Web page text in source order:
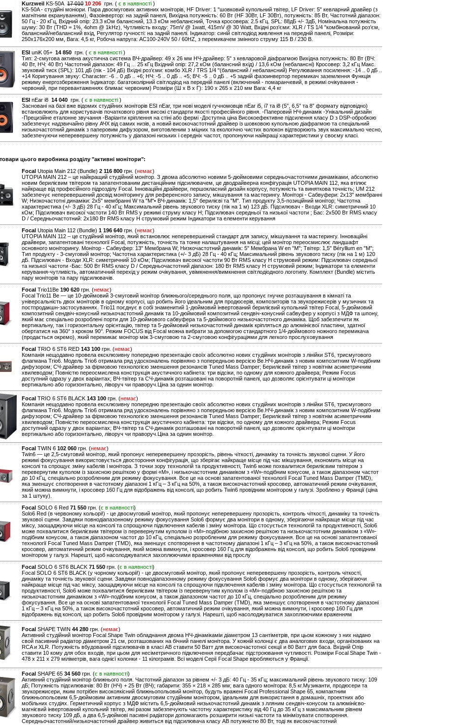
Kurzweil KS-50A 17 010 10 206 грн. ( є в наявності )
KS-50A - студійні моніори. Пара двосмугових активних моніторів, HF Driver: 1 "шовковий купольний твітер, LF Driver: 5" кевларний дравйер (з
магнітним екрануванням), Фазоінвертор: на задній панелі, Вихідна потужність: 60 Вт (HF 30Вт, LF 30Вт), потужність: 85 Вт, Частотний діапазон:
50 Гц - 20 кГц, Вхідний опір: 23.3 кОм балансний, 13.3 кОм небалансний, Точка кросовера: 2.5 кГц. SPL: 88дБ +/- 3дБ, Номінальна потужність
шуму: 30 Вт (THD = 1%, 4ohm @ 1kHz), Чутливість входу: 75mV @ 1watt, 415mV @ 30 Watt, Вхідні роз'єми: XLR / TS 1/4 "комбінований роз'єм,
балансний/небалансний вхід, Регулятор гучності: на задній панелі. Індикатор: синій світлодіод живлення на передній панелі, Розміри:
250x176x200 мм, Вага: 4,5 кг, Робоча напруга: AC100-240V 50 / 60HZ, з перемикачем змінного струму 115 В / 230 В.
ESI uniK 05+ 14 850 грн. ( є в наявності )
Тип: 2-смугова активна акустична система ВЧ-драйвер: 49 х 26 мм НЧ-драйвер: 5" з кевларовой діафрагмою Вихідна потужність: 80 Вт (ВЧ:
40 Вт, НЧ: 40 Вт) Частотний діапазон: 49 Гц ... 25 кГц Вхідний опір: 27,2 кОм (балансний вхід) / 13,6 кОм (небалансні) Кросовер: 3,2 кГц Макс.
звуковий тиск (SPL): 101 дБ (пік - 104 дБ) Вхідні роз'єми: комбо XLR / TRS 1/4 "(балансний / небалансний) Регулювання посилення: -14 .. 0 дБ ..
+14 Коригування звуку: Character: -6 .. 0 дБ .. +6; НЧ: -5 .. 0 дБ .. +5; ВЧ: -5 .. 0 дБ .. +5 задній фазоинвертор перемикач заземлення Функція
режиму енергозбереження Індикатор: багатоколірний світлодіод на передній панелі (включений - помаранчевий, в режимі очікування -
червоний, при перевантаженнях блимає червоним) Розміри (Ш х В х Г): 190 х 265 х 210 мм Вага: 4,4 кг
ESI nEar i8 14 040 грн. ( є в наявності )
Засновані на базі вже відомих студійних моніторів ESI nEar, три нові моделі гучномовців nEar i5, i7 та i8 (5”, 6,5” та 8” формату відповідно)
встановлюють для користувачів початкового рівня високі стандарти якості професійного рівня. -Паперовий НЧ-динамік -Унікальний дизайн
-Прецизійне еталонне звучання -Варіанти кріплення на стіні або фермі -Доступна ціна Високоефективне підсилення класу D з DSP-обробкою
забезпечує надзвичайно рівну АЧХ від самих низів, а новий високочастотний драйвер із шовковою купольною діафрагмою та спеціальний
низькочастотний динамік з паперовим дифузором, виготовленим з міцних та екологічно чистих волокон відтворюють звук максимально чесно,
забезпечуючи неперевершену потужність у діапазоні низьких і середніх частот, пропонуючи найкращі характеристики у своєму класі.
товари цього виробника розділу "активні монітори":
Focal Utopia Main 212 (Bundle) 2 116 800 грн. (немає)
UTOPIA MAIN 212 – це найкращий студійний монітор. З двома абсолютно новими 5-дюймовими середньочастотними динаміками, абсолютно
новим берилієвим твітером та запатентованим дистанційним підсилювачем, це дводрайверна конфігурація UTOPIA MAIN 112, яка втілює
найкраще від професійного підрозділу Focal. Інноваційні драйвери, першокласний дизайн корпусу, потужність та виняткова точність; UM 212
забезпечує неперевершений досвід моніторингу для референсного запису, мікшування та мастерингу. Моніторі - Сабвуфери: 2x13" мембранні
W; Низкочастотні динаміки: 2x5" мембранні W та "M"• ВЧ-динамік: 1,5" берилієві та "M". Тип продукту 3,5-позиційний монітор; Частотна
характеристика (+/- 3 дБ) 28 Гц - 40 кГц; Максимальний рівень звукового тиску (пік на 1 м) 123 дБ. Підсилювач - Входи XLR: симетричний 10
кОм; Підсилювач високої частоти 140 Вт RMS у режимі струму класу H; Підсилювач середньої та низької частоти ; Бас: 2x500 Вт RMS класу
D / Середньочастотний: 2x180 Вт RMS класу H струмовий режим Індикатори та елементи керування
Focal Utopia Main 112 (Bundle) 1 196 640 грн. (немає)
UTOPIA MAIN 112 – це студійний монітор, який встановлює неперевершений стандарт для запису, мікшування та мастерингу. Інноваційні
драйвери, запатентовані технології Focal, потужність, точність та тонке налаштування на місці; цей монітор переосмислює ландшафт
основного моніторингу. Монітор - Сабвуфер: 13" Мембрана W; Низкочастотний динамік: 5" Мембрана W en "M"; Твітер: 1,5" Béryllium en "M";
Тип продукту - 3-смуговий монітор; Частотна характеристика (+/- 3 дБ) 28 Гц - 40 кГц; Максимальний рівень звукового тиску (пік на 1 м) 120
дБ. Підсилювач - Входи XLR: симетричний 10 кОм; Підсилювач високої частоти 90 Вт RMS класу H струмовий режим: Підсилювач середньої
та низької частоти -Бас: 500 Вт RMS класу D / Середньочастотний діапазон: 180 Вт RMS класу H струмовий режим; Індикатори та елементи
керування-чутливість, автоматичний перехід у режим очікування, увімкнення/вимкнення світлодіодного логотипу. Комплект (Bundle) містить
пару моніторів та пару підсилювачів.
Focal Trio11Be 190 620 грн. (немає)
Focal Trio11 Be — це 10-дюймовий 3-смуговий монітор ближнього/середнього поля, що пропонує гнучке розташування в кімнаті та
універсальність двох моніторів в одному корпусі, що робить його ідеальним для продюсерів, композиторів та звукорежисерів у музичних та
постпродакшн-застосуваннях. Trio11 поєднує в собі знаменитий 1-дюймовий інвертований берилієвий купольний твітер Focal, 5-дюймовий
композитний сендвіч-конусний низькочастотний динамік та 10-дюймовий композитний сендвіч-конусний сабвуфер у корпусі з МДФ та шпону,
який має спеціально розроблені порти для 10-дюймового сабвуфера та 5-дюймового низькочастотного динаміка. Щоб забезпечити як
вертикальну, так і горизонтальну орієнтацію, твітер та 5-дюймовий низькочастотний динамік кріпляться до алюмінієвої пластини, здатної
обертатися на 360° з кроком 90°. Режим FOCUS від Focal можна вибрати за допомогою стандартного 1/4-дюймового ножного перемикача
(продається окремо), який перемикає монітор між 3-смуговою та 2-смуговою конфігураціями для легкого прослуховування
Focal TRIO 6 ST6 RED 143 100 грн. (немає)
Компанія нещодавно провела ексклюзивну попередню презентацію своїх абсолютно нових студійних моніторів з лінійки ST6, трисмугового
флагмана Trio6. Модель Trio6 отримала ряд удосконалень порівняно з попередньою версією Be.НЧ-динамік з новим композитним W-подібним
дифузором; СЧ-драйвер за фірмовою технологією зменшення резонансів Tuned Mass Damper; Берилієвий твітер з новітнім асиметричним
хвилеводом; Повністю переосмислена конструкція акустичного кабінета: три відсіки, по одному для кожного драйвера; Режим Focus
доступний одразу у двох варіантах; ВЧ-твітер та СЧ-динамік розташовані на поворотній панелі, що дозволяє орієнтувати ці монітори
вертикально або горизонтально, ліворуч чи праворуч.Ціна за однин монітор.
Focal TRIO 6 ST6 BLACK 143 100 грн. (немає)
Компанія нещодавно провела ексклюзивну попередню презентацію своїх абсолютно нових студійних моніторів з лінійки ST6, трисмугового
флагмана Trio6. Модель Trio6 отримала ряд удосконалень порівняно з попередньою версією Be.НЧ-динамік з новим композитним W-подібним
дифузором; СЧ-драйвер за фірмовою технологією зменшення резонансів Tuned Mass Damper; Берилієвий твітер з новітнім асиметричним
хвилеводом; Повністю переосмислена конструкція акустичного кабінета: три відсіки, по одному для кожного драйвера; Режим Focus
доступний одразу у двох варіантах; ВЧ-твітер та СЧ-динамік розташовані на поворотній панелі, що дозволяє орієнтувати ці монітори
вертикально або горизонтально, ліворуч чи праворуч.Ціна за однин монітор.
Focal TWIN 6 102 060 грн. (немає)
Twin6 — це 2,5-смуговий монітор, який пропонує неперевершену прозорість, рівень чіткості, динаміку та точність звукової сцени. У його
режимі фокусування використовується двостороння конфігурація, що зберігає найкраще місце під час мікшування, економить місце на
консолі та спрощує зміну кабелів і монітора. З точки зору технологій та продуктивності, Twin6 може похвалитися берилієвим твітером з
перевернутим куполом із захисною решіткою у формі «М», і низькочастотним динаміком з «W»-подібним конусом, а також діапазоном частот
до 10 кГц, спеціально розробленим для режиму фокусування. Все це на основі запатентованої технології Focal Tuned Mass Damper (TMD),
яка зменшує спотворення в частотному діапазоні 1 кГц – 3 кГц на 50%, а також високочастотний кросовер, автоматичний режим очікування,
який можна вимкнути, і кросовер 160 Гц для відображень від консолі, що робить Twin6 провідним монітором у галузі. Зроблено у Франції (ціна
за 1 штуку).
Focal SOLO 6 Red 71 550 грн. (є в наявності)
Solo6 Red (в червоному кольорі!) - це двосмуговий монітор, який пропонує неперевершену прозорість, контроль чіткості, динаміку та точність
звукової сцени. Завдяки повнодіапазонному режиму фокусування Solo6 формує два монітори в одному, зберігаючи найкраще місце під час
міксу, заощаджуючи місце на консолі та спрощуючи підключення кабелів і зміну монітора. Що стосується технологій та продуктивності, Solo6
може похвалитися берилієвим твітером із перевернутим куполом із «М»-подібною захисною решіткою та низькочастотним динаміком з «W»-
подібним конусом, а також діапазоном частот до 10 кГц, спеціально розробленим для режиму фокусування. Все це на основі запатентованої
технології Focal Tuned Mass Damper (TMD), яка зменшує спотворення в частотному діапазоні 1 кГц – 3 кГц на 50%, а також високочастотний
кросовер, автоматичний режим очікування, який можна вимкнути, і кросовер 160 Гц для відображень від консолі, що робить Solo6 провідним
монітором у галузі. Нарешті, щоб насолоджуватися захоплюючими враженнями від прослу
Focal SOLO 6 ST6 BLACK 71 550 грн. (є в наявності)
Focal SOLO 6 ST6 BLACK (у чорному кольоріі!) - це двосмуговий монітор, який пропонує неперевершену прозорість, контроль чіткості,
динаміку та точність звукової сцени. Завдяки повнодіапазонному режиму фокусування Solo6 формує два монітори в одному, зберігаючи
найкраще місце під час міксу, заощаджуючи місце на консолі та спрощуючи підключення кабелів і зміну монітора. Що стосується технологій та
продуктивності, Solo6 може похвалитися берилієвим твітером із перевернутим куполом із «М»-подібною захисною решіткою та
низькочастотним динаміком з «W»-подібним конусом, а також діапазоном частот до 10 кГц, спеціально розробленим для режиму
фокусування. Все це на основі запатентованої технології Focal Tuned Mass Damper (TMD), яка зменшує спотворення в частотному діапазоні
1 кГц – 3 кГц на 50%, а також високочастотний кросовер, автоматичний режим очікування, який можна вимкнути, і кросовер 160 Гц для
відображень від консолі, що робить Solo6 провідним монітором у галузі. Нарешті, щоб насолоджуватися захоплюючими враженням
Focal SHAPE TWIN 44 280 грн. (немає)
Активний студійний монітор Focal Shape Twin обладнання двома НЧ-дінамікаміи діаметром 13 сантіметрів, при цьом кожному з них надано
свой пасивний радіатор діаметром 21 см, розташованих на бічний панелі монітора. У кожній колонці є два аналогових входи, організованих на
RCA и XLR. Потужність вбудований підсилювачів в класі АВ ставити 50 Ватт для високочастотної секції и 80 Ватт для баса. Вхідній Опір
ставити 10 кому для обох входів, при цьом для несіметричного підключення передбачає підстроювання чутливості. Розміри Focal Shape Twin -
478 x 211 x 279 міліметрів, вага однієї колонки - 11 кілограмів. Всі моделі Серії Focal Shape віробляються у Франції.
Focal SHAPE 65 34 560 грн. (є в наявності)
Активний студійний монітор ближнього поля. Частотний діапазон за рівнем +/- 3 дБ: 40 Гц - 35 кГц; максимальний рівень звукового тиску: 109
дБ; Потужність підсилювачів: 80 Вт (НЧ) + 25 Вт (ВЧ); габарити: 355 × 218 × 285 мм; вага одного монітора: 8,5 кг.Музиканти, продюсери та
звукорежисери, яким потрібен високоякісний ближньопольовий монітор, будуть вражені Focal Professional Shape 65, компактним
ближньопольовим 6,5-дюймовим активним двосмуговим студійним монітором, ідеальним для використання в домашніх, проектних або
мобільних студіях. Герметичний корпус з МДФ містить 6,5-дюймовий низькочастотний динамік з лляним сендвіч-конусом та алюмінієво-
магнієвий інвертований купольний твітер, які разом забезпечують частотну характеристику від 40 Гц до 35 кГц з максимальним рівнем
звукового тиску 109 дБ, а два 6,5-дюймові пасивні радіатори допомагають розширити низькі частоти та мінімізувати спотворення.
Середньочастотний/низькочастотний драйвер живиться від підсилювача класу AB потужністю 80 Вт, тоді як високочастотний